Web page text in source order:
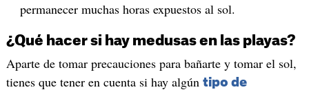
permanecer muchas horas expuestos al sol.
¿Qué hacer si hay medusas en las playas?
Aparte de tomar precauciones para bañarte y tomar el sol,
tienes que tener en cuenta si hay algún tipo de